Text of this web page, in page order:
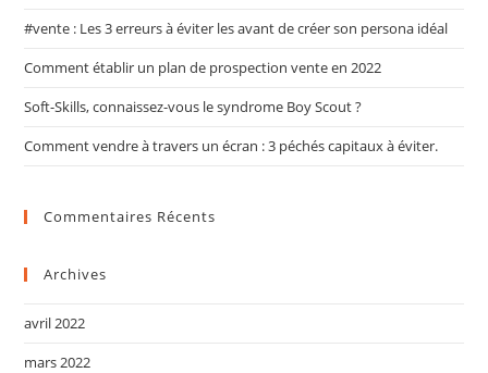
#vente : Les 3 erreurs à éviter les avant de créer son persona idéal
Comment établir un plan de prospection vente en 2022
Soft-Skills, connaissez-vous le syndrome Boy Scout ?
Comment vendre à travers un écran : 3 péchés capitaux à éviter.
Commentaires Récents
Archives
avril 2022
mars 2022